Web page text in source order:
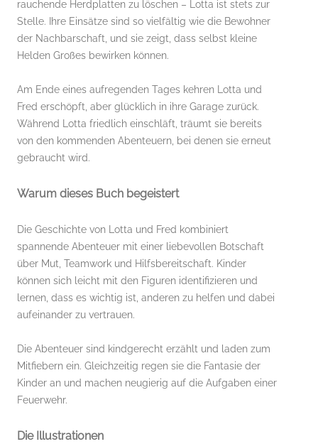
rauchende Herdplatten zu löschen – Lotta ist stets zur
Stelle. Ihre Einsätze sind so vielfältig wie die Bewohner
der Nachbarschaft, und sie zeigt, dass selbst kleine
Helden Großes bewirken können.
Am Ende eines aufregenden Tages kehren Lotta und
Fred erschöpft, aber glücklich in ihre Garage zurück.
Während Lotta friedlich einschläft, träumt sie bereits
von den kommenden Abenteuern, bei denen sie erneut
gebraucht wird.
Warum dieses Buch begeistert
Die Geschichte von Lotta und Fred kombiniert
spannende Abenteuer mit einer liebevollen Botschaft
über Mut, Teamwork und Hilfsbereitschaft. Kinder
können sich leicht mit den Figuren identifizieren und
lernen, dass es wichtig ist, anderen zu helfen und dabei
aufeinander zu vertrauen.
Die Abenteuer sind kindgerecht erzählt und laden zum
Mitfiebern ein. Gleichzeitig regen sie die Fantasie der
Kinder an und machen neugierig auf die Aufgaben einer
Feuerwehr.
Die Illustrationen